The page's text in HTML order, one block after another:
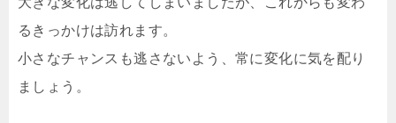
るきっかけは訪れます。
小さなチャンスも逃さないよう、常に変化に気を配り
ましょう。